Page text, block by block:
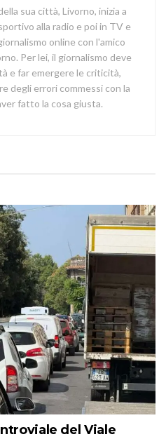
sua città, Livorno, inizia a
alla radio e poi in TV e
online con l'amico
Per lei, il giornalismo deve
e far emergere le criticità,
degli errori commessi con la
fatto la cosa giusta.
del Viale